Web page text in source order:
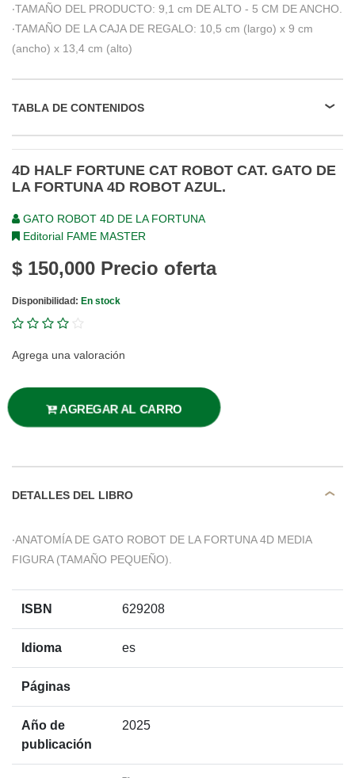
‧TAMAÑO DEL PRODUCTO: 9,1 cm DE ALTO - 5 CM DE ANCHO.
‧TAMAÑO DE LA CAJA DE REGALO: 10,5 cm (largo) x 9 cm
(ancho) x 13,4 cm (alto)
TABLA DE CONTENIDOS
4D HALF FORTUNE CAT ROBOT CAT. GATO DE
LA FORTUNA 4D ROBOT AZUL.
GATO ROBOT 4D DE LA FORTUNA
Editorial FAME MASTER
$ 150,000 Precio oferta
Disponibilidad: En stock
Agrega una valoración
AGREGAR AL CARRO
DETALLES DEL LIBRO
‧ANATOMÍA DE GATO ROBOT DE LA FORTUNA 4D MEDIA
FIGURA (TAMAÑO PEQUEÑO).
ISBN 629208
Idioma es
Páginas
Año de
publicación
2025